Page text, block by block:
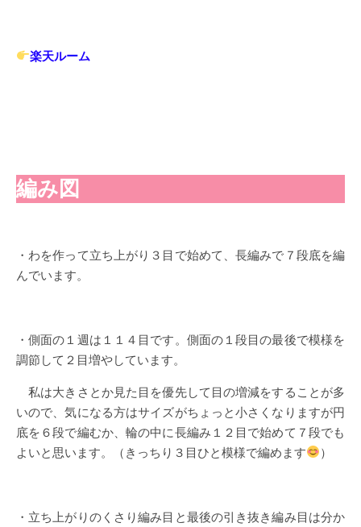
楽天ルーム
編み図
・わを作って立ち上がり３目で始めて、長編みで７段底を編
んでいます。
・側面の１週は１１４目です。側面の１段目の最後で模様を
調節して２目増やしています。
私は大きさとか見た目を優先して目の増減をすることが多
いので、気になる方はサイズがちょっと小さくなりますが円
底を６段で編むか、輪の中に長編み１２目で始めて７段でも
よいと思います。（きっちり３目ひと模様で編めます
）
・立ち上がりのくさり編み目と最後の引き抜き編み目は分か